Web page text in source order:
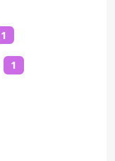
1
1